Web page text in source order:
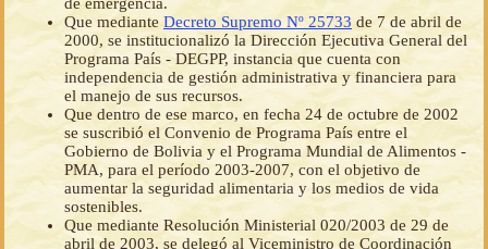
Que mediante Decreto Supremo Nº 25733 de 7 de abril de
2000, se institucionalizó la Dirección Ejecutiva General del
Programa País - DEGPP, instancia que cuenta con
independencia de gestión administrativa y financiera para
el manejo de sus recursos.
Que dentro de ese marco, en fecha 24 de octubre de 2002
se suscribió el Convenio de Programa País entre el
Gobierno de Bolivia y el Programa Mundial de Alimentos -
PMA, para el período 2003-2007, con el objetivo de
aumentar la seguridad alimentaria y los medios de vida
sostenibles.
Que mediante Resolución Ministerial 020/2003 de 29 de
abril de 2003, se delegó al Viceministro de Coordinación